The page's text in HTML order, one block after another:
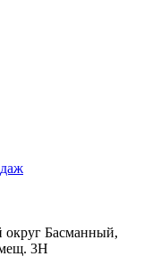
округ Басманный,
3Н